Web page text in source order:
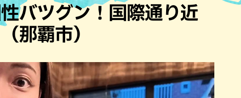
肉料理 居酒屋・バー
イキング スイーツ
ガー タコス・タコライス
沖縄の海
バツグン！国際通り近
那覇市）